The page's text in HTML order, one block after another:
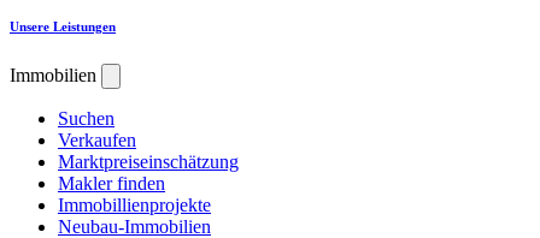
Unsere Leistungen
Immobilien
Suchen
Verkaufen
Marktpreiseinschätzung
Makler finden
Immobillienprojekte
Neubau-Immobilien